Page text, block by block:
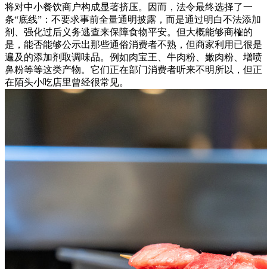
将对中小餐饮商户构成显著挤压。因而，法令最终选择了一
条“底线”：不要求事前全量通明披露，而是通过明白不法添加
剂、强化过后义务逃查来保障食物平安。但大概能够商榷的
是，能否能够公示出那些通俗消费者不熟，但商家利用已很是
遍及的添加剂取调味品。例如肉宝王、牛肉粉、嫩肉粉、增喷
鼻粉等等这类产物。它们正在部门消费者听来不明所以，但正
在陌头小吃店里曾经很常见。